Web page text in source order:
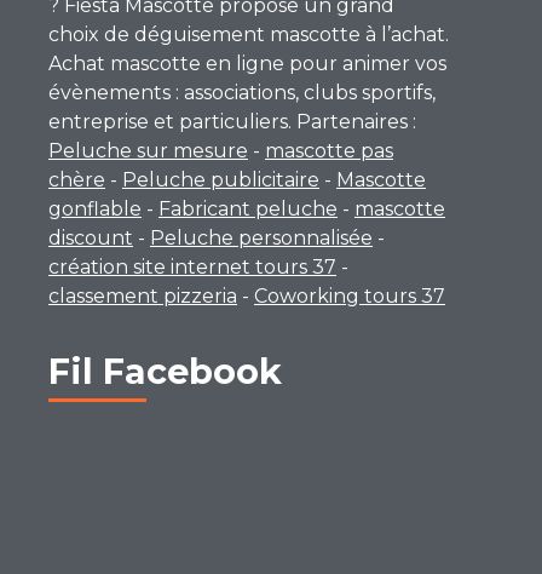
? Fiesta Mascotte propose un grand
choix de déguisement mascotte à l’achat.
Achat mascotte en ligne pour animer vos
évènements : associations, clubs sportifs,
entreprise et particuliers. Partenaires :
Peluche sur mesure - mascotte pas
chère - Peluche publicitaire - Mascotte
gonflable - Fabricant peluche - mascotte
discount - Peluche personnalisée -
création site internet tours 37 -
classement pizzeria - Coworking tours 37
Fil Facebook